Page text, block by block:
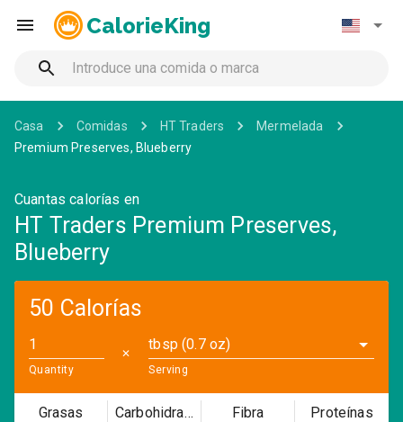
CalorieKing
Casa Comidas HT Traders
Mermelada
Premium Preserves, Blueberry
Cuantas calorías en
HT Traders Premium Preserves,
Blueberry
50 Calorías
Quantity
✕
tbsp (0.7 oz)
Serving
Grasas Carbohidratos Fibra Proteínas